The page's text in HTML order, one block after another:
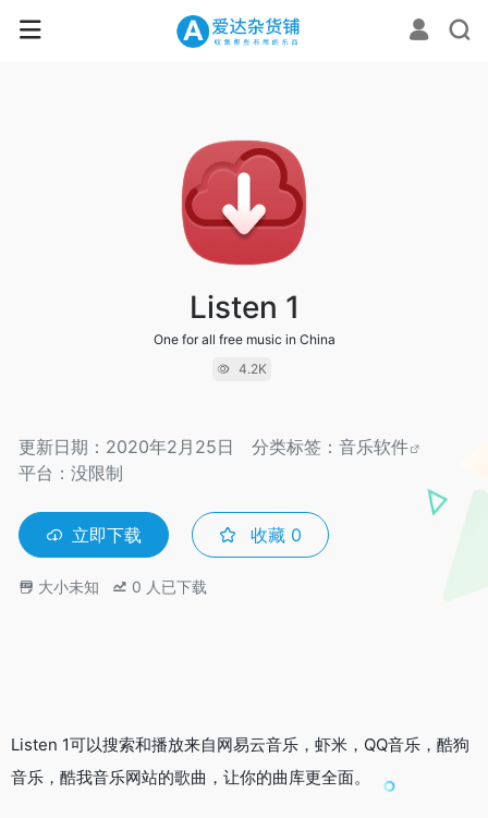
Listen 1
One for all free music in China
4.2K
更新日期：2020年2月25日 分类标签： 音乐软件
平台：没限制
立即下载 收藏 0
大小未知 0 人已下载
Listen 1可以搜索和播放来自网易云音乐，虾米，QQ音乐，酷狗
音乐，酷我音乐网站的歌曲，让你的曲库更全面。